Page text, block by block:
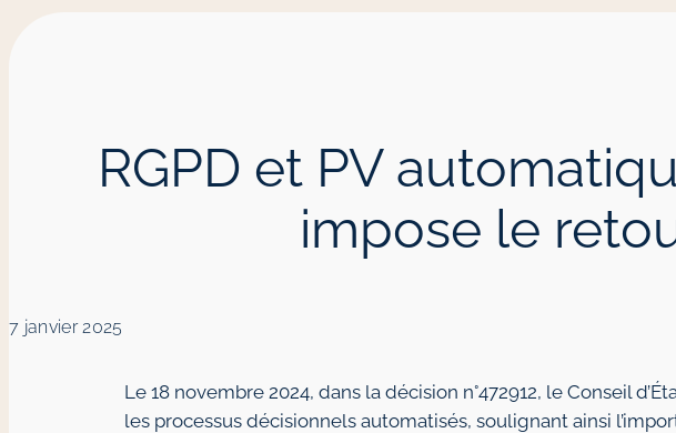
RGPD et PV
impose le
7 janvier 2025
Le 18 novembre 2024, dans la décision n°472912, le Conseil
les processus décisionnels automatisés, soulignant ainsi